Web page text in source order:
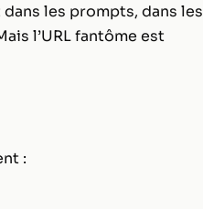
les prompts, dans les
l’URL fantôme est
: